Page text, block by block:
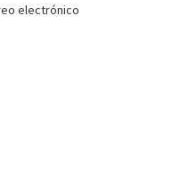
electrónico